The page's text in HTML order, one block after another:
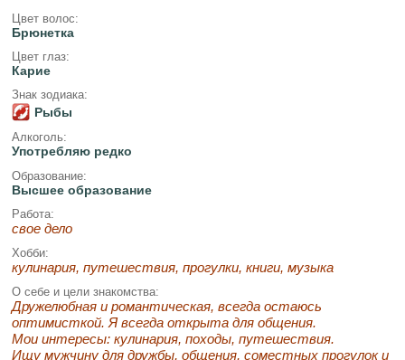
Цвет волос:
Брюнетка
Цвет глаз:
Карие
Знак зодиака:
Рыбы
Алкоголь:
Употребляю редко
Образование:
Высшее образование
Работа:
свое дело
Хобби:
кулинария, путешествия, прогулки, книги, музыка
О себе и цели знакомства:
Дружелюбная и романтическая, всегда остаюсь
оптимисткой. Я всегда открыта для общения.
Мои интересы: кулинария, походы, путешествия.
Ищу мужчину для дружбы, общения, соместных прогулок и